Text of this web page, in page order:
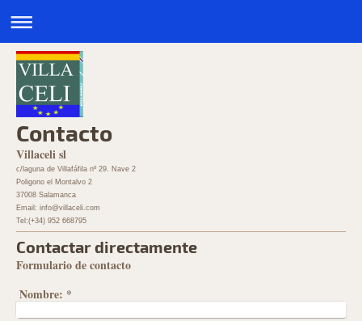
Contacto
Villaceli sl
c/laguna de Villafáfila nº 29. Nave 2
Poligono el Montalvo 2
37008 Salamanca
Email: info@villaceli.com
Tel:(+34) 952 668795
Contactar directamente
Formulario de contacto
Nombre: *